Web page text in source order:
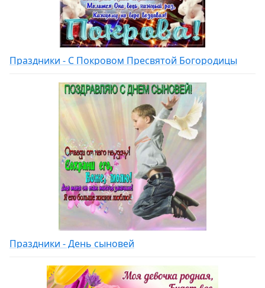
Праздники - С Покровом Пресвятой Богородицы
Праздники - День сыновей